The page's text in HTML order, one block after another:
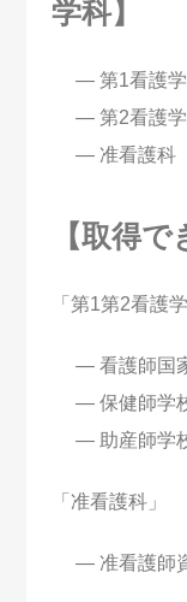
学科】
第1看護
第2看護
准看護科
【取得で
「第1第2看護学
看護師国
保健師学
助産師学
「准看護科」
准看護師